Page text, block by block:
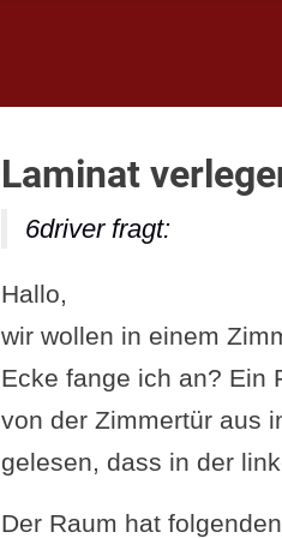
Laminat
6driver fragt:
Hallo,
wir wollen in einem
Ecke fange ich an? Ein
von der Zimmertür aus
gelesen, dass in der
Der Raum hat